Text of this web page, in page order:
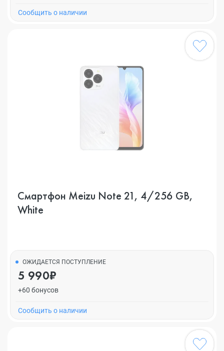
Cообщить о наличии
Смартфон Meizu Note 21, 4/256 GB,
White
ОЖИДАЕТСЯ ПОСТУПЛЕНИЕ
5 990₽
+60 бонусов
Cообщить о наличии